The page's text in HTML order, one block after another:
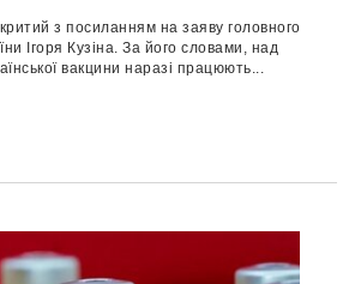
з посиланням на заяву головного
Ігоря Кузіна. За його словами, над
вакцини наразі працюють...